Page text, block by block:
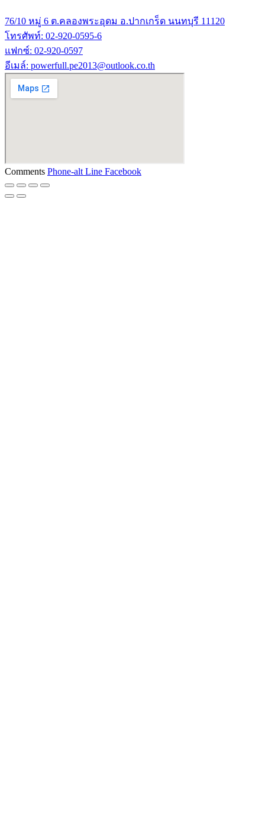
76/10 หมู่ 6 ต.คลองพระอุดม อ.ปากเกร็ด นนทบุรี 11120
โทรศัพท์: 02-920-0595-6
แฟกซ์: 02-920-0597
อีเมล์: powerfull.pe2013@outlook.co.th
Comments Phone-alt Line Facebook